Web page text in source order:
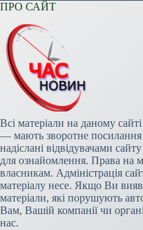
ПРО САЙТ
Всі матеріали на даному
— мають зворотне посилання
надіслані відвідувачами
для ознайомлення. Права на
власникам. Адміністрація
матеріалу несе. Якщо Ви
матеріали, які порушують
Вам, Вашій компанії чи
нас.